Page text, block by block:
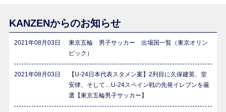
KANZENからのお知らせ
2021年08月03日
東京五輪 男子サッカー 出場国一覧（東京オリン
ピック）
2021年08月03日
【U-24日本代表スタメン案】2列目に久保建英、堂
安律、そして…U-24スペイン戦の先発イレブンを厳
選【東京五輪男子サッカー】